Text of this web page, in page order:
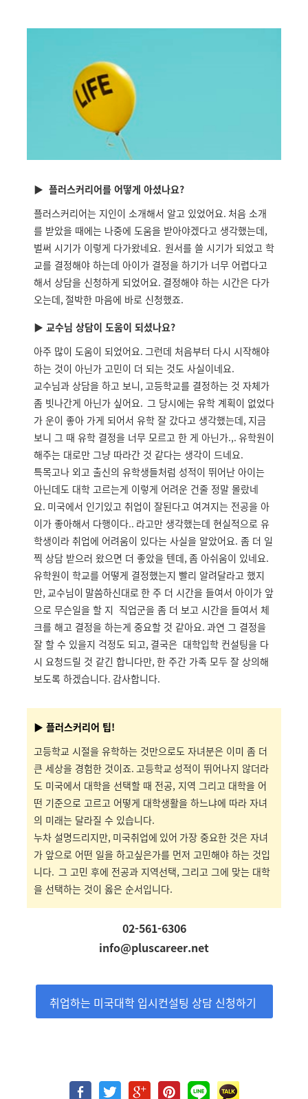
▶ 플러스커리어를 어떻게 아셨나요?
플러스커리어는 지인이 소개해서 알고 있었어요. 처음 소개
를 받았을 때에는 나중에 도움을 받아야겠다고 생각했는데,
벌써 시기가 이렇게 다가왔네요. 원서를 쓸 시기가 되었고 학
교를 결정해야 하는데 아이가 결정을 하기가 너무 어렵다고
해서 상담을 신청하게 되었어요. 결정해야 하는 시간은 다가
오는데, 절박한 마음에 바로 신청했죠.
▶ 교수님 상담이 도움이 되셨나요?
아주 많이 도움이 되었어요. 그런데 처음부터 다시 시작해야
하는 것이 아닌가 고민이 더 되는 것도 사실이네요.
교수님과 상담을 하고 보니, 고등학교를 결정하는 것 자체가
좀 빗나간게 아닌가 싶어요. 그 당시에는 유학 계획이 없었다
가 운이 좋아 가게 되어서 유학 잘 갔다고 생각했는데, 지금
보니 그 때 유학 결정을 너무 모르고 한 게 아닌가.,. 유학원이
해주는 대로만 그냥 따라간 것 같다는 생각이 드네요.
특목고나 외고 출신의 유학생들처럼 성적이 뛰어난 아이는
아닌데도 대학 고르는게 이렇게 어려운 건줄 정말 몰랐네
요. 미국에서 인기있고 취업이 잘된다고 여겨지는 전공을 아
이가 좋아해서 다행이다.. 라고만 생각했는데 현실적으로 유
학생이라 취업에 어려움이 있다는 사실을 알았어요. 좀 더 일
찍 상담 받으러 왔으면 더 좋았을 텐데, 좀 아쉬움이 있네요.
유학원이 학교를 어떻게 결정했는지 빨리 알려달라고 했지
만, 교수님이 말씀하신대로한 주 더 시간을 들여서 아이가 앞
으로 무슨일을 할 지 직업군을 좀 더 보고 시간을 들여서 체
크를 해고 결정을 하는게 중요할 것 같아요. 과연 그 결정을
잘 할 수 있을지 걱정도 되고, 결국은 대학입학 컨설팅을 다
시 요청드릴 것 같긴 합니다만, 한 주간 가족 모두 잘 상의해
보도록 하겠습니다. 감사합니다.
▶ 플러스커리어 팁!
고등학교 시절을 유학하는 것만으로도 자녀분은 이미 좀 더
큰 세상을 경험한 것이죠. 고등학교성적이 뛰어나지 않더라
도 미국에서 대학을 선택할 때 전공, 지역 그리고 대학을 어
떤 기준으로 고르고 어떻게 대학생활을 하느냐에 따라 자녀
의 미래는 달라질 수 있습니다.
누차 설명드리지만, 미국취업에 있어 가장 중요한 것은 자녀
가 앞으로 어떤 일을 하고싶은가를 먼저 고민해야 하는 것입
니다. 그 고민 후에 전공과 지역선택, 그리고 그에 맞는 대학
을 선택하는 것이 옳은 순서입니다.
02-561-6306
info@pluscareer.net
취업하는 미국대학 입시컨설팅 상담 신청하기